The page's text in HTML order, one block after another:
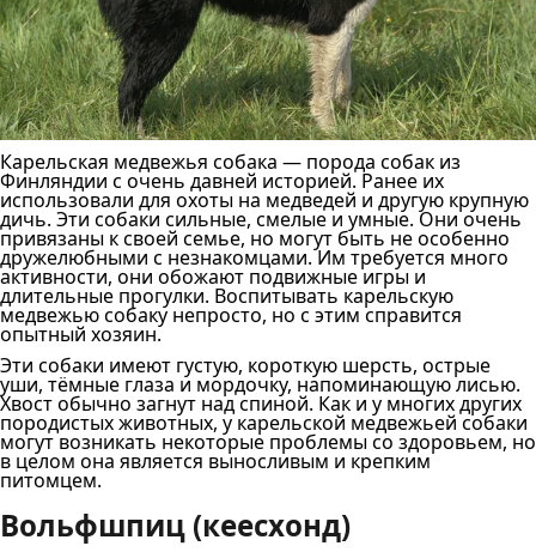
Карельская медвежья собака — порода собак из
Финляндии с очень давней историей. Ранее их
использовали для охоты на медведей и другую крупную
дичь. Эти собаки сильные, смелые и умные. Они очень
привязаны к своей семье, но могут быть не особенно
дружелюбными с незнакомцами. Им требуется много
активности, они обожают подвижные игры и
длительные прогулки. Воспитывать карельскую
медвежью собаку непросто, но с этим справится
опытный хозяин.
Эти собаки имеют густую, короткую шерсть, острые
уши, тёмные глаза и мордочку, напоминающую лисью.
Хвост обычно загнут над спиной. Как и у многих других
породистых животных, у карельской медвежьей собаки
могут возникать некоторые проблемы со здоровьем, но
в целом она является выносливым и крепким
питомцем.
Вольфшпиц (кеесхонд)